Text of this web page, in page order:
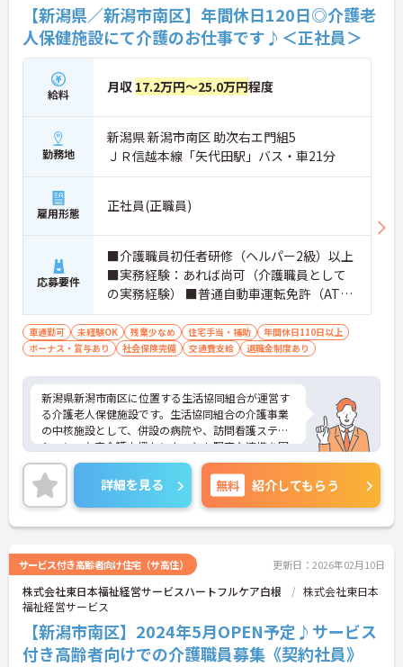
【新潟県／新潟市南区】年間休日120日◎介護老
人保健施設にて介護のお仕事です♪＜正社員＞
給料 月収 17.2万円～25.0万円程度
勤務地
新潟県 新潟市南区 助次右エ門組5
ＪＲ信越本線「矢代田駅」バス・車21分
雇用形態 正社員(正職員)
応募要件
■介護職員初任者研修（ヘルパー2級）以上
■実務経験：あれば尚可（介護職員として
の実務経験） ■普通自動車運転免許（AT限
定可）：あれば尚可
車通勤可 未経験OK 残業少なめ 住宅手当・補助
年間休日110日以上
ボーナス・賞与あり
社会保険完備 交通費支給 退職金制度あり
新潟県新潟市南区に位置する生活協同組合が運営す
る介護老人保健施設です。生活協同組合の介護事業
の中核施設として、併設の病院や、訪問看護ステー
ション、在宅介護支援センターとも緊密な連携を図
り、医療と介護の支援を行なっています。ご興味あ
る方には、面接対策ポイントなど、さらに詳細をお
話しいたしますのでお気軽にご相談ください。
詳細を見る 無料 紹介してもらう
サービス付き高齢者向け住宅（サ高住） 更新日：2026年02月10日
株式会社東日本福祉経営サービスハートフルケア白根
株式会社東日本
福祉経営サービス
【新潟市南区】2024年5月OPEN予定♪サービス
付き高齢者向けでの介護職員募集《契約社員》